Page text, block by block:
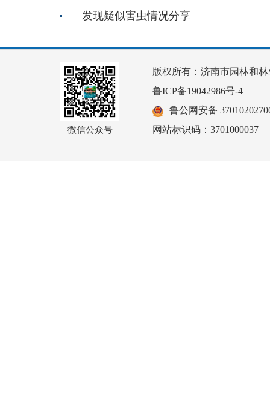
发现疑似害虫情况分享
微信公众号
版权所有：济南市园林和
鲁ICP备19042986号-4
鲁公网安备
网站标识码：3701000037